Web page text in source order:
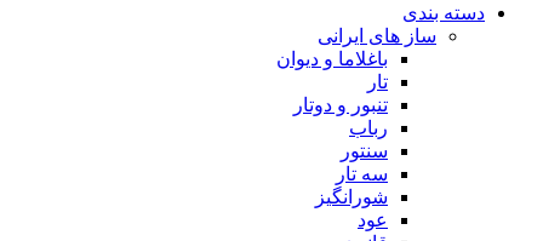
دسته بندی
ساز های ایرانی
باغلاما و دیوان
تار
تنبور و دوتار
رباب
سنتور
سه تار
شورانگیز
عود